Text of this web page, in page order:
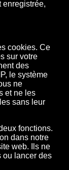
enregistrée,
cookies. Ce
sur votre
des
le système
ne
et ne les
sans leur
fonctions.
dans notre
web. Ils ne
ou lancer des